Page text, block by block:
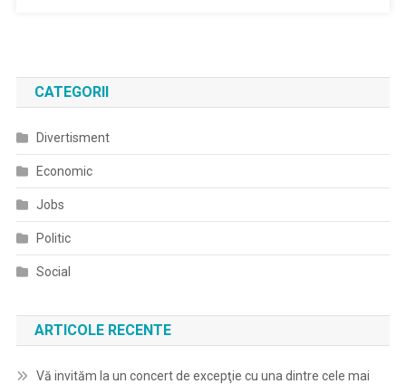
CATEGORII
Divertisment
Economic
Jobs
Politic
Social
ARTICOLE RECENTE
Vă invităm la un concert de excepţie cu una dintre cele mai